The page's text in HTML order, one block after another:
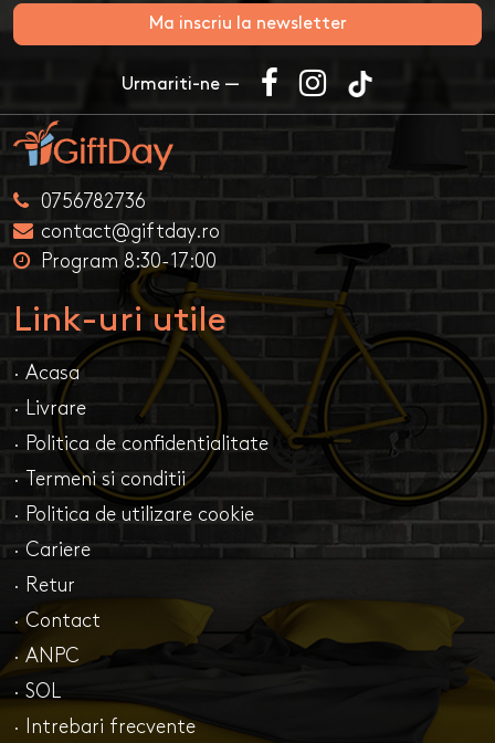
Ma inscriu la newsletter
Urmariti-ne —
0756782736
contact@giftday.ro
Program 8:30-17:00
Link-uri utile
· Acasa
· Livrare
· Politica de confidentialitate
· Termeni si conditii
· Politica de utilizare cookie
· Cariere
· Retur
· Contact
· ANPC
· SOL
· Intrebari frecvente